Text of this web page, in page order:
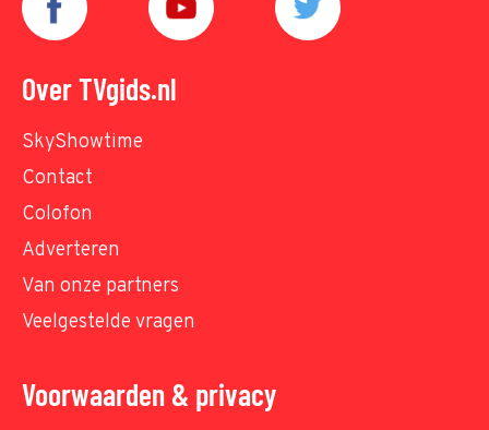
Over TVgids.nl
SkyShowtime
Contact
Colofon
Adverteren
Van onze partners
Veelgestelde vragen
Voorwaarden & privacy